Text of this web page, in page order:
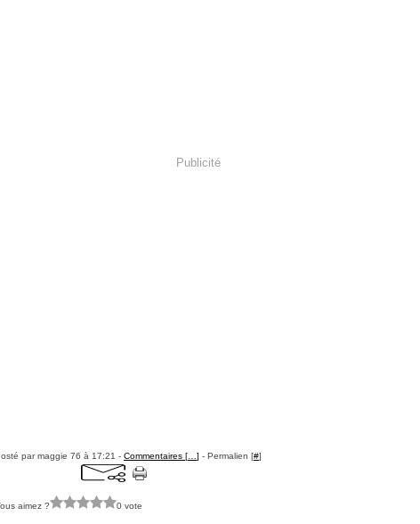
Publicité
par maggie 76 à 17:21 - Commentaires [ ] - Permalien [#]
aimez ? 0 vote